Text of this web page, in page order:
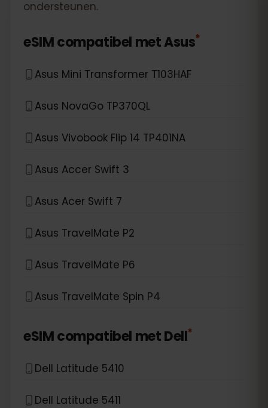
ondersteunen.
eSIM compatibel metAsus*
Asus Mini Transformer T103HAF
Asus NovaGo TP370QL
Asus Vivobook Flip 14 TP401NA
Asus Accer Swift 3
Asus Acer Swift 7
Asus TravelMate P2
Asus TravelMate P6
Asus TravelMate Spin P4
eSIM compatibel metDell*
Dell Latitude 5410
Dell Latitude 5411